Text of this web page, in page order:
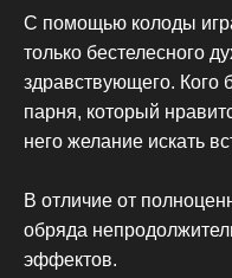
С помощью колоды
только бестелесного
здравствующего. Кого
парня, который
него желание искать
В отличие от
обряда
эффектов.